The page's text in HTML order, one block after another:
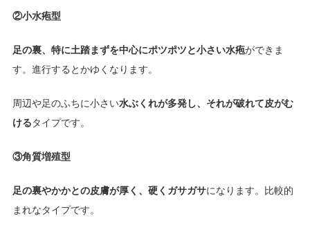
②小水疱型
足の裏、特に土踏まずを中心にポツポツと小さい水疱ができま
す。進行するとかゆくなります。
周辺や足のふちに小さい水ぶくれが多発し、それが破れて皮がむ
けるタイプです。
③角質増殖型
足の裏やかかとの皮膚が厚く、硬くガサガサになります。比較的
まれなタイプです。